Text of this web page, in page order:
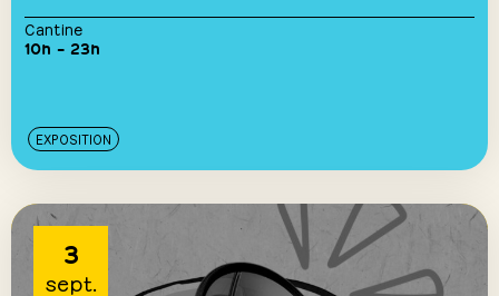
Cantine
10h – 23h
EXPOSITION
3
sept.